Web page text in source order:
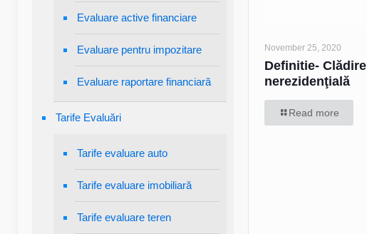
November 25, 2020
Definitie- Clădire
nerezidenţială
Read more
Evaluare active financiare
Evaluare pentru impozitare
Evaluare raportare financiară
Tarife Evaluări
Tarife evaluare auto
Tarife evaluare imobiliară
Tarife evaluare teren